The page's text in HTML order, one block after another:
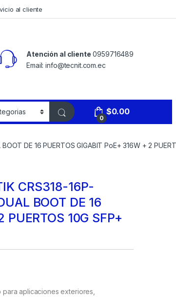
al cliente
Atención al cliente 0959716489
Email: info@tecnit.com.ec
0
$0.00
DE 16 PUERTOS GIGABIT PoE+ 316W + 2
CRS318-16P-
BOOT DE 16
PUERTOS 10G SFP+
para aplicaciones exteriores,